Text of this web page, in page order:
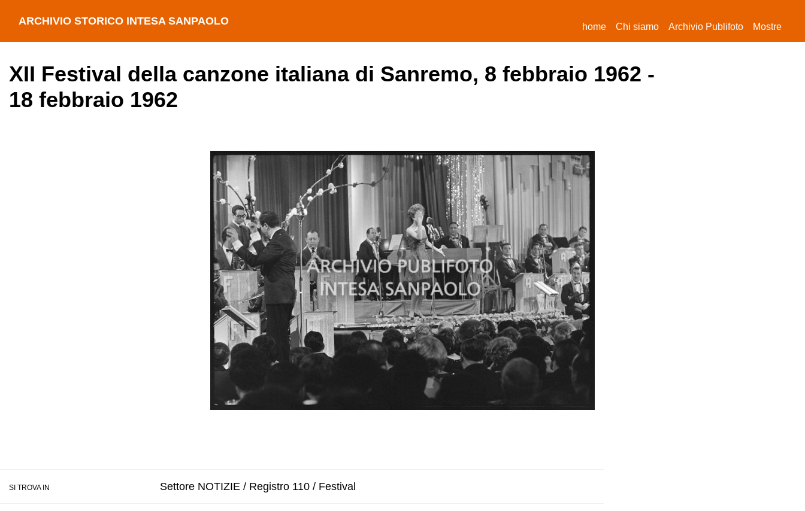
ARCHIVIO STORICO INTESA SANPAOLO home(current)
Chi siamo Archivio Publifoto Mostre
XII Festival della canzone italiana di Sanremo, 8 febbraio 1962 -
18 febbraio 1962
SI TROVA IN Settore NOTIZIE / Registro 110 / Festival